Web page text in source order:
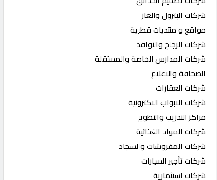
شركات البترول والغاز
مواقع و منتديات قطرية
شركات الزجاج والنوافذ
شركات المدارس الخاصة والمستقلة
الصحافة والاعلام
شركات العقارات
شركات الابواب الاكترونية
مراكز التدريب والتطوير
شركات المواد الغذائية
شركات المفروشات والسجاد
شركات تأجير السيارات
شركات استثمارية